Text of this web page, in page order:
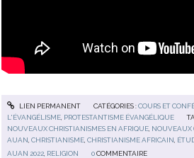
LIEN PERMANENT CATÉGORIES :COURS ET
L'ÉVANGÉLISME PROTESTANTISME ÉVANGÉLIQUE
NOUVEAUX CHRISTIANISMES EN AFRIQUE NOUVEAUX
AUAN ,CHRISTIANISME ,CHRISTIANISME AFRICAIN
AUAN 2022 RELIGION 0 COMMENTAIRE